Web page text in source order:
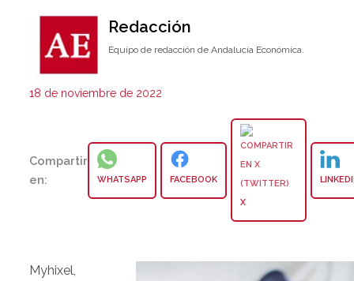
Redacción
Equipo de redacción de Andalucía Económica.
18 de noviembre de 2022
Compartir
en:
WHATSAPP FACEBOOK
X
Myhixel,